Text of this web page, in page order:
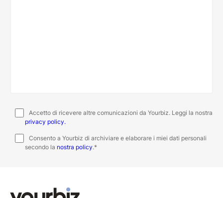
Accetto di ricevere altre comunicazioni da Yourbiz. Leggi la nostra
privacy policy.
Consento a Yourbiz di archiviare e elaborare i miei dati personali
secondo la nostra policy.*